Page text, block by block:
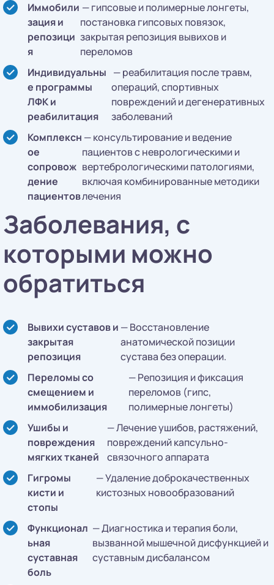
Иммобили
зация и
репозици
я
— гипсовые и полимерные лонгеты,
постановка гипсовых повязок,
закрытая репозиция вывихов и
переломов
Индивидуальны
е программы
ЛФК и
реабилитация
— реабилитация после травм,
операций, спортивных
повреждений и дегенеративных
заболеваний
Комплексн
ое
сопровож
дение
пациентов
— консультирование и ведение
пациентов с неврологическими и
вертебрологическими патологиями,
включая комбинированные методики
лечения
Заболевания, с
которыми можно
обратиться
Вывихи суставов и
закрытая
репозиция
— Восстановление
анатомической позиции
сустава без операции.
Переломы со
смещением и
иммобилизация
— Репозиция и фиксация
переломов (гипс,
полимерные лонгеты)
Ушибы и
повреждения
мягких тканей
— Лечение ушибов, растяжений,
повреждений капсульно-
связочного аппарата
Гигромы
кисти и
стопы
— Удаление доброкачественных
кистозных новообразований
Функционал
ьная
суставная
боль
— Диагностика и терапия боли,
вызванной мышечной дисфункцией и
суставным дисбалансом